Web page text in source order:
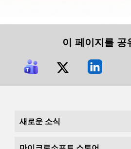
이 페이지를 공
새로운 소식